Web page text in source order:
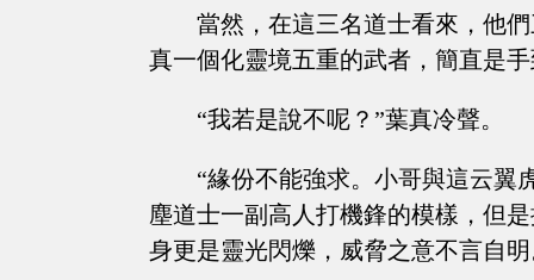
當然，在這三名道士看來，他
真一個化靈境五重的武者，簡直是
“我若是說不呢？”葉真冷聲。
“緣份不能強求。小哥與這云翼
塵道士一副高人打機鋒的模樣，但
身更是靈光閃爍，威脅之意不言自